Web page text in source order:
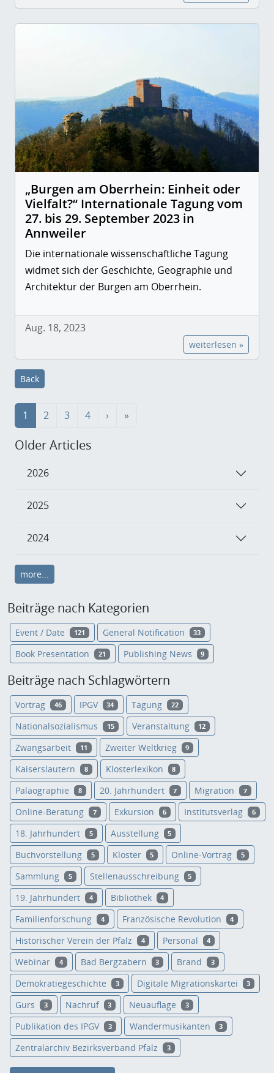
„Burgen am Oberrhein: Einheit oder
Vielfalt?“ Internationale Tagung vom
27. bis 29. September 2023 in
Annweiler
Die internationale wissenschaftliche Tagung
widmet sich der Geschichte, Geographie und
Architektur der Burgen am Oberrhein.
Aug. 18, 2023
weiterlesen »
Back
1 2 3 4 › »
Older Articles
2026
2025
2024
more...
Beiträge nach Kategorien
Event / Date 121 General Notification 33
Book Presentation 21 Publishing News 9
Beiträge nach Schlagwörtern
Vortrag 46 IPGV 34 Tagung 22
Nationalsozialismus 15 Veranstaltung 12
Zwangsarbeit 11 Zweiter Weltkrieg 9
Kaiserslautern 8 Klosterlexikon 8
Paläographie 8 20. Jahrhundert 7 Migration 7
Online-Beratung 7 Exkursion 6 Institutsverlag 6
18. Jahrhundert 5 Ausstellung 5
Buchvorstellung 5 Kloster 5 Online-Vortrag 5
Sammlung 5 Stellenausschreibung 5
19. Jahrhundert 4 Bibliothek 4
Familienforschung 4 Französische Revolution 4
Historischer Verein der Pfalz 4 Personal 4
Webinar 4 Bad Bergzabern 3 Brand 3
Demokratiegeschichte 3 Digitale Migrationskartei 3
Gurs 3 Nachruf 3 Neuauflage 3
Publikation des IPGV 3 Wandermusikanten 3
Zentralarchiv Bezirksverband Pfalz 3